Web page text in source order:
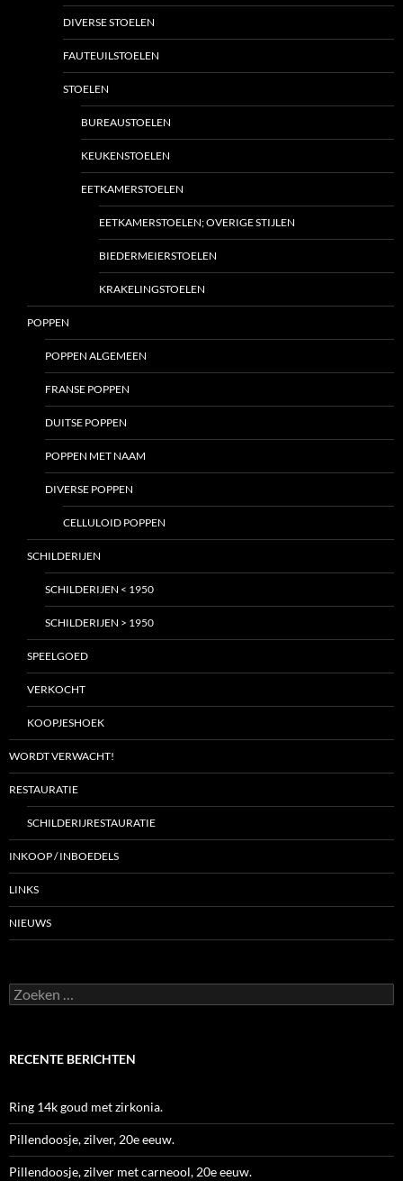
DIVERSE STOELEN
FAUTEUILSTOELEN
STOELEN
BUREAUSTOELEN
KEUKENSTOELEN
EETKAMERSTOELEN
EETKAMERSTOELEN; OVERIGE STIJLEN
BIEDERMEIERSTOELEN
KRAKELINGSTOELEN
POPPEN
POPPEN ALGEMEEN
FRANSE POPPEN
DUITSE POPPEN
POPPEN MET NAAM
DIVERSE POPPEN
CELLULOID POPPEN
SCHILDERIJEN
SCHILDERIJEN < 1950
SCHILDERIJEN > 1950
SPEELGOED
VERKOCHT
KOOPJESHOEK
WORDT VERWACHT!
RESTAURATIE
SCHILDERIJRESTAURATIE
INKOOP / INBOEDELS
LINKS
NIEUWS
Zoeken
naar:
RECENTE BERICHTEN
Ring 14k goud met zirkonia.
Pillendoosje, zilver, 20e eeuw.
Pillendoosje, zilver met carneool, 20e eeuw.